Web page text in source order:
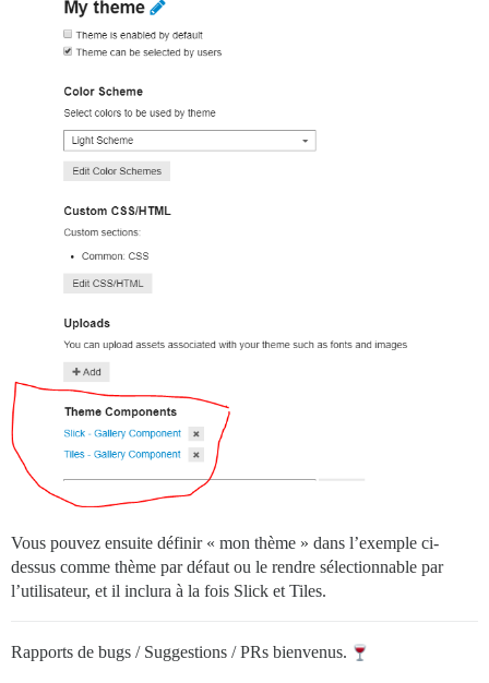
Vous pouvez ensuite définir « mon thème » dans l’exemple ci-
dessus comme thème par défaut ou le rendre sélectionnable par
l’utilisateur, et il inclura à la fois Slick et Tiles.
Rapports de bugs / Suggestions / PRs bienvenus.